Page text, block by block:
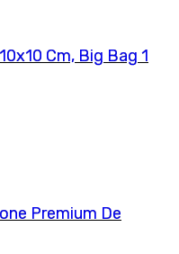
Cm, Big Bag 1
Premium De